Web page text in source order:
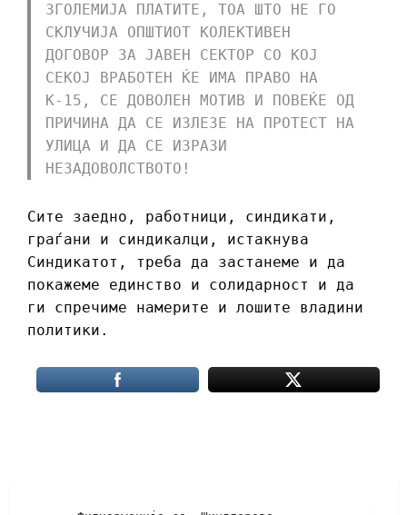
ЗГОЛЕМИЈА ПЛАТИТЕ, ТОА ШТО НЕ ГО
СКЛУЧИЈА ОПШТИОТ КОЛЕКТИВЕН
ДОГОВОР ЗА ЈАВЕН СЕКТОР СО КОЈ
СЕКОЈ ВРАБОТЕН ЌЕ ИМА ПРАВО НА
К-15, СЕ ДОВОЛЕН МОТИВ И ПОВЕЌЕ ОД
ПРИЧИНА ДА СЕ ИЗЛЕЗЕ НА ПРОТЕСТ НА
УЛИЦА И ДА СЕ ИЗРАЗИ
НЕЗАДОВОЛСТВОТО!
Сите заедно, работници, синдикати,
граѓани и синдикалци, истакнува
Синдикатот, треба да застанеме и да
покажеме единство и солидарност и да
ги спречиме намерите и лошите владини
политики.